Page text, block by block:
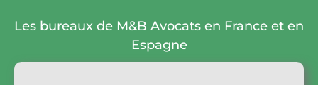
Les bureaux de M&B Avocats en France et en
Espagne